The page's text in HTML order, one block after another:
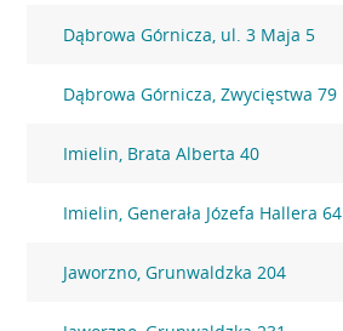
Dąbrowa Górnicza, ul. 3 Maja 5
Dąbrowa Górnicza, Zwycięstwa 79
Imielin, Brata Alberta 40
Imielin, Generała Józefa Hallera 64
Jaworzno, Grunwaldzka 204